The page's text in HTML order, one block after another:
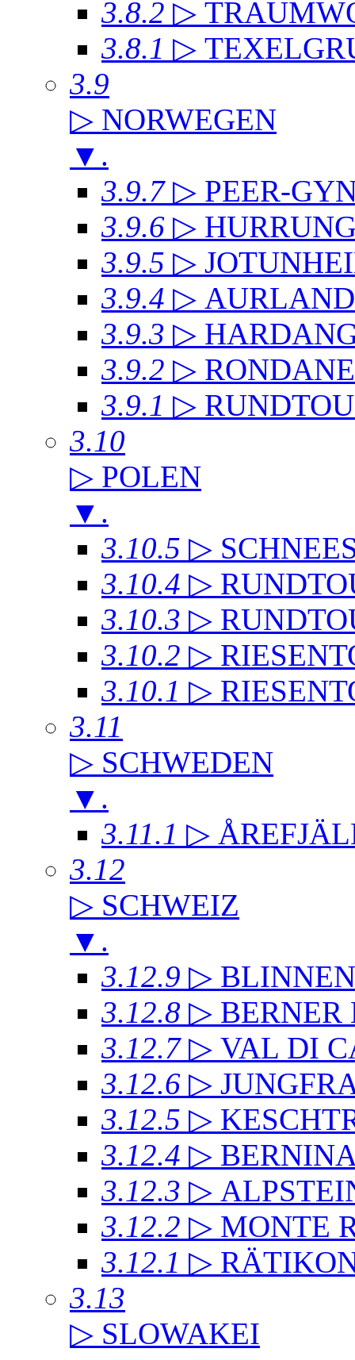
3.8.2 ▷
3.8.1 ▷
3.9
▷ NORWEGEN
▼ .
3.9.7 ▷ PEER-
3.9.6 ▷
3.9.5 ▷
3.9.4 ▷
3.9.3 ▷
3.9.2 ▷
3.9.1 ▷
3.10
▷ POLEN
▼ .
3.10.5 ▷
3.10.4 ▷
3.10.3 ▷
3.10.2 ▷
3.10.1 ▷
3.11
▷ SCHWEDEN
▼ .
3.11.1 ▷
3.12
▷ SCHWEIZ
▼ .
3.12.9 ▷
3.12.8 ▷ BERNER
3.12.7 ▷ VAL DI
3.12.6 ▷
3.12.5 ▷
3.12.4 ▷
3.12.3 ▷
3.12.2 ▷ MONTE
3.12.1 ▷
3.13
▷ SLOWAKEI